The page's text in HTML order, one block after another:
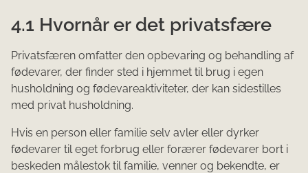
4.1 Hvornår er det privatsfære
Privatsfæren omfatter den opbevaring og behandling af
fødevarer, der finder sted i hjemmet til brug i egen
husholdning og fødevareaktiviteter, der kan sidestilles
med privat husholdning.
Hvis en person eller familie selv avler eller dyrker
fødevarer til eget forbrug eller forærer fødevarer bort i
beskeden målestok til familie, venner og bekendte, er